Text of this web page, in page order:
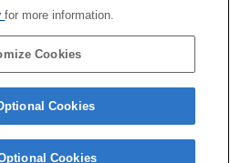
Policy
for more information.
Cookies
Cookies
Cookies